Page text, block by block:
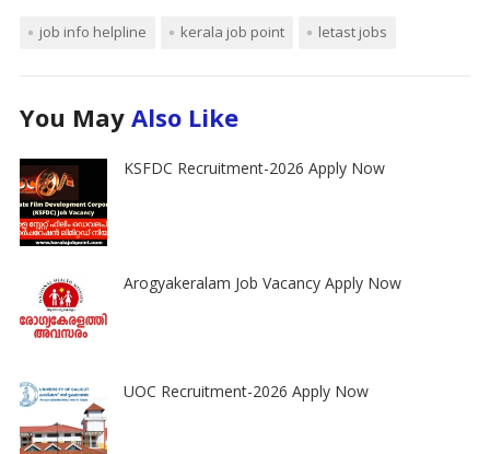
job info helpline kerala job point letast jobs
You May Also Like
KSFDC Recruitment-2026 Apply Now
Arogyakeralam Job Vacancy Apply Now
UOC Recruitment-2026 Apply Now